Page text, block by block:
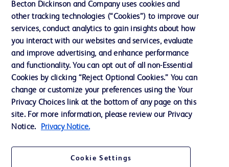
Notre entreprise
Éthique et conformité
Assistance
Nous contacter
Préférences en matière de cookies
Confidentialité
Accessibilité du site Web
Becton Dickinson and Company uses cookies and
other tracking technologies (“Cookies”) to improve our
services, conduct analytics to gain insights about how
you interact with our websites and services, evaluate
and improve advertising, and enhance performance
and functionality. You can opt out of all non-Essential
Cookies by clicking “Reject Optional Cookies.” You can
change or customize your preferences using the Your
Privacy Choices link at the bottom of any page on this
site. For more information, please review our Privacy
Notice.
Privacy Notice.
Cookie Settings